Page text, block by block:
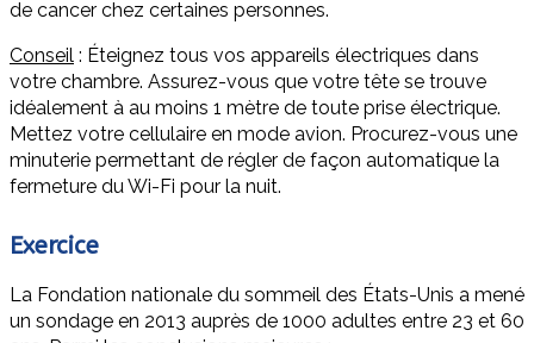
de cancer chez certaines personnes.
Conseil : Éteignez tous vos appareils électriques dans
votre chambre. Assurez-vous que votre tête se trouve
idéalement à au moins 1 mètre de toute prise électrique.
Mettez votre cellulaire en mode avion. Procurez-vous une
minuterie permettant de régler de façon automatique la
fermeture du Wi-Fi pour la nuit.
Exercice
La Fondation nationale du sommeil des États-Unis a mené
un sondage en 2013 auprès de 1000 adultes entre 23 et 60